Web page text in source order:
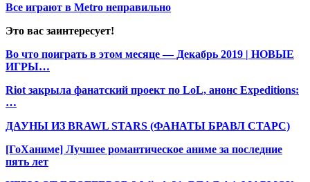
Все играют в Metro неправильно
Это вас заинтересует!
Во что поиграть в этом месяце — Декабрь 2019 | НОВЫЕ
ИГРЫ…
Riot закрыла фанатский проект по LoL, анонс Expeditions:
…
ДАУНЫ ИЗ BRAWL STARS (ФАНАТЫ БРАВЛ СТАРС)
[ГоХаниме] Лучшее романтическое аниме за последние
пять лет